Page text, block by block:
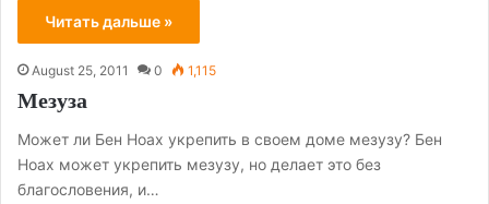
Читать дальше »
August 25, 2011 0 1,115
Мезуза
Может ли Бен Ноах укрепить в своем доме мезузу? Бен
Ноах может укрепить мезузу, но делает это без
благословения, и…